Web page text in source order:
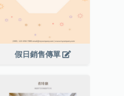
假日銷售傳單